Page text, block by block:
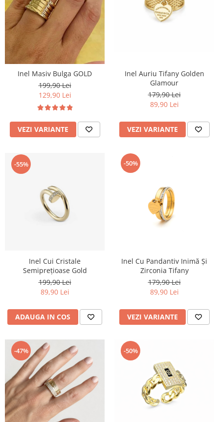
Inel Masiv Bulga GOLD
199,90 Lei
129,90 Lei
VEZI VARIANTE
Inel Auriu Tifany Golden
Glamour
179,90 Lei
89,90 Lei
VEZI VARIANTE
-55%
Inel Cui Cristale
Semiprețioase Gold
199,90 Lei
89,90 Lei
ADAUGA IN COS
-50%
Inel Cu Pandantiv Inimă Și
Zirconia Tifany
179,90 Lei
89,90 Lei
VEZI VARIANTE
-47% -50%